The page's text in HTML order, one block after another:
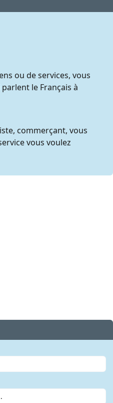
ou de services, vous
le Français à
commerçant, vous
vous voulez